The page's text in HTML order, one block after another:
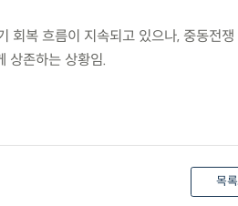
복 흐름이 지속되고 있으나, 중동전쟁
상존하는 상황임.
목록